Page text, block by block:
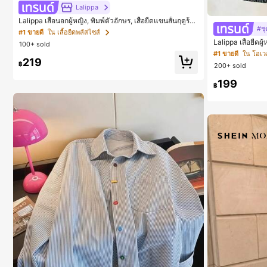
Lalippa
Lalippa เสื้อนอกผู้หญิง, พิมพ์ตัวอักษร, เสื้อยืดแขนสั้นฤดูร้อ
น, ลวดลาย, สีแอปริคอต, สีแดงเบอร์กันดี, พิมพ์ตัวอักษร, นัก
เรียน, กลางแจ้ง, สไตล์สตรีท, เสื้อยืดผู้หญิงไซส์ใหญ่
#1 ขายดี ใน เสื้อยืดพลัสไซส์
100+ sold
฿219
#ชุ
Lalippa เสื้อยืดผู้
ม ไหล่ตก ลายพิ
นมินิมอล ของขวั
#1 ขายดี ใน โอเ
200+ sold
฿199